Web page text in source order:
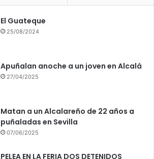
El Guateque
25/08/2024
Apuñalan anoche a un joven en Alcalá
27/04/2025
Matan a un Alcalareño de 22 años a
puñaladas en Sevilla
07/06/2025
PELEA EN LA FERIA DOS DETENIDOS